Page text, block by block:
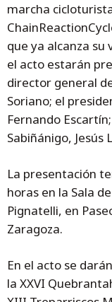
marcha
que ya alcanza su
el acto estarán
director general
Soriano; el
Fernando
Sabiñánigo, Jesús
La presentación
horas en la Sala
Pignatelli, en
Zaragoza.
En el acto se
la XXVI